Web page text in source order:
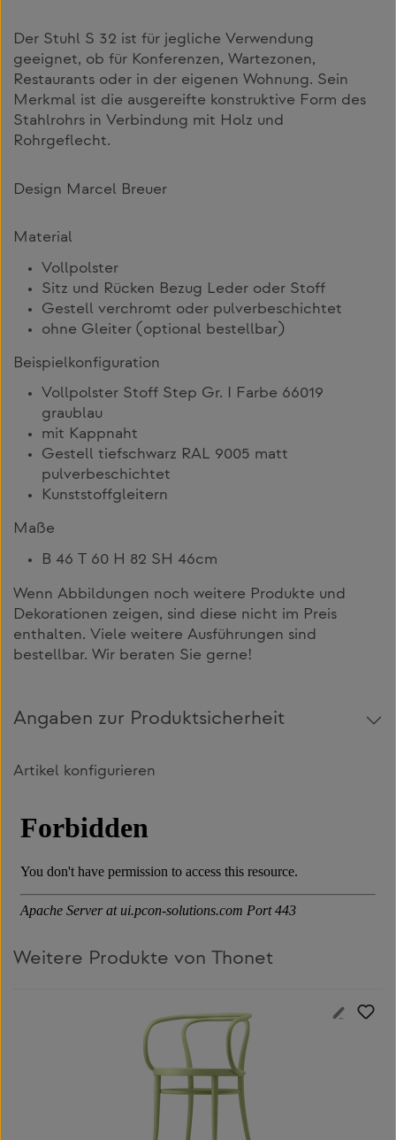
Der Stuhl S 32 ist für jegliche Verwendung
geeignet, ob für Konferenzen, Wartezonen,
Restaurants oder in der eigenen Wohnung. Sein
Merkmal ist die ausgereifte konstruktive Form des
Stahlrohrs in Verbindung mit Holz und
Rohrgeflecht.
Design Marcel Breuer
Material
Vollpolster
Sitz und Rücken Bezug Leder oder Stoff
Gestell verchromt oder pulverbeschichtet
ohne Gleiter (optional bestellbar)
Beispielkonfiguration
Vollpolster Stoff Step Gr. I Farbe 66019
graublau
mit Kappnaht
Gestell tiefschwarz RAL 9005 matt
pulverbeschichtet
Kunststoffgleitern
Maße
B 46 T 60 H 82 SH 46cm
Wenn Abbildungen noch weitere Produkte und
Dekorationen zeigen, sind diese nicht im Preis
enthalten. Viele weitere Ausführungen sind
bestellbar. Wir beraten Sie gerne!
Angaben zur Produktsicherheit
Artikel konfigurieren
Weitere Produkte von Thonet